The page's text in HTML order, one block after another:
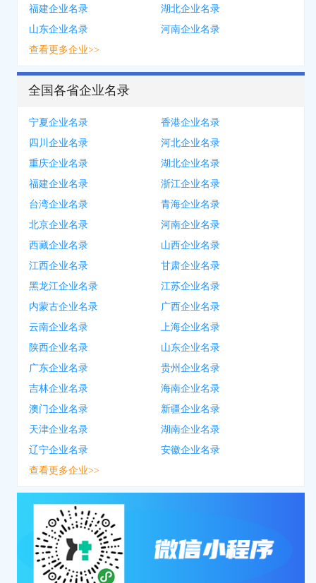
福建企业名录
湖北企业名录
山东企业名录
河南企业名录
查看更多企业>>
全国各省企业名录
宁夏企业名录
香港企业名录
四川企业名录
河北企业名录
重庆企业名录
湖北企业名录
福建企业名录
浙江企业名录
台湾企业名录
青海企业名录
北京企业名录
河南企业名录
西藏企业名录
山西企业名录
江西企业名录
甘肃企业名录
黑龙江企业名录
江苏企业名录
内蒙古企业名录
广西企业名录
云南企业名录
上海企业名录
陕西企业名录
山东企业名录
广东企业名录
贵州企业名录
吉林企业名录
海南企业名录
澳门企业名录
新疆企业名录
天津企业名录
湖南企业名录
辽宁企业名录
安徽企业名录
查看更多企业>>